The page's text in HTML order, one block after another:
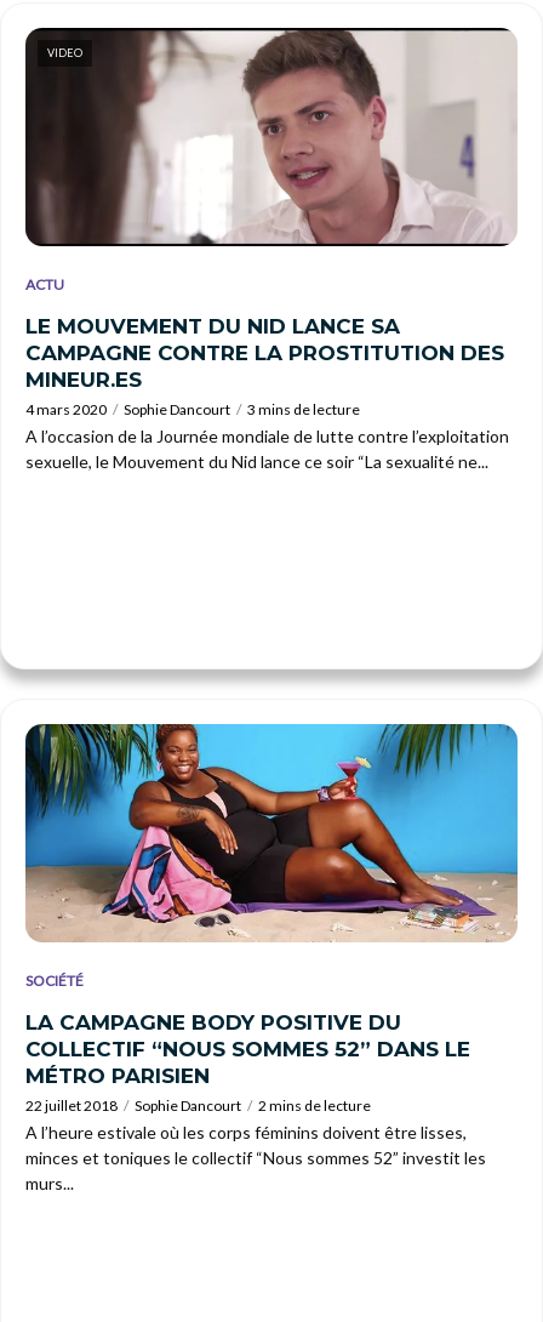
VIDEO
ACTU
LE MOUVEMENT DU NID LANCE SA
CAMPAGNE CONTRE LA PROSTITUTION DES
MINEUR.ES
4 mars 2020 Sophie Dancourt 3 mins de lecture
A l’occasion de la Journée mondiale de lutte contre l’exploitation
sexuelle, le Mouvement du Nid lance ce soir “La sexualité ne...
SOCIÉTÉ
LA CAMPAGNE BODY POSITIVE DU
COLLECTIF “NOUS SOMMES 52” DANS LE
MÉTRO PARISIEN
22 juillet 2018 Sophie Dancourt 2 mins de lecture
A l’heure estivale où les corps féminins doivent être lisses,
minces et toniques le collectif “Nous sommes 52” investit les
murs...